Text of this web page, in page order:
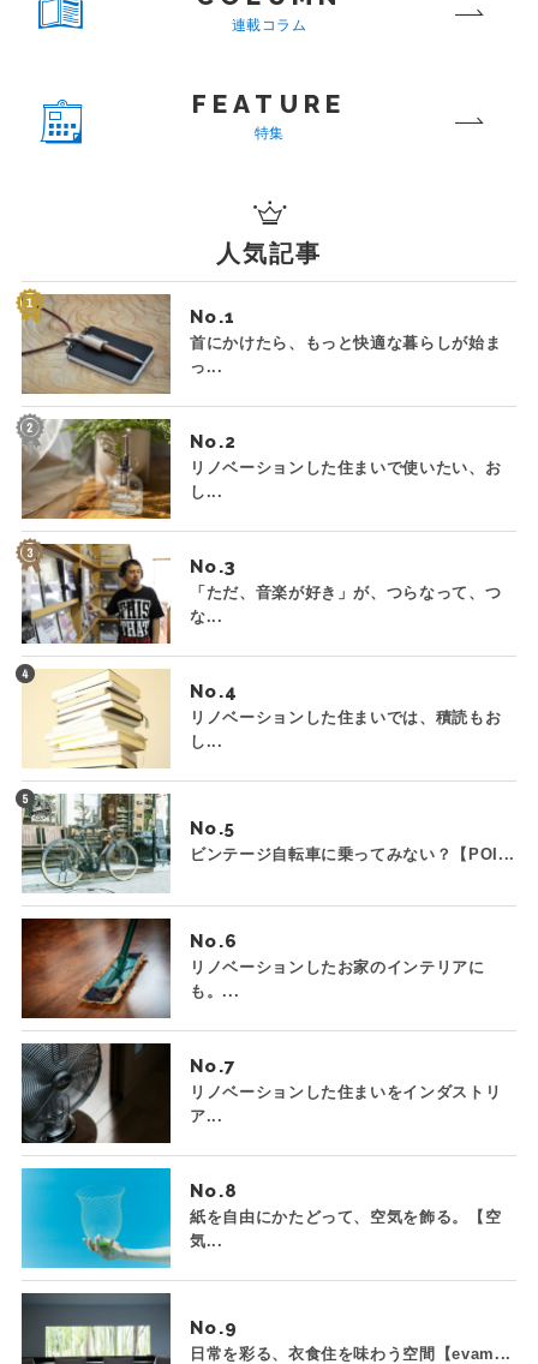
連載コラム
FEATURE
特集
人気記事
No.
首にかけたら、もっと快適な暮らしが始ま
っ...
No.
リノベーションした住まいで使いたい、お
し...
No.
「ただ、音楽が好き」が、つらなって、つ
な...
No.
リノベーションした住まいでは、積読もお
し...
No.
ビンテージ自転車に乗ってみない？【POI...
No.
リノベーションしたお家のインテリアに
も。...
No.
リノベーションした住まいをインダストリ
ア...
No.
紙を自由にかたどって、空気を飾る。【空
気...
No.
日常を彩る、衣食住を味わう空間【evam...